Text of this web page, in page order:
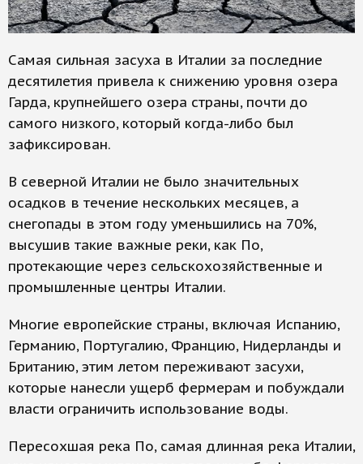
Самая сильная засуха в Италии за последние
десятилетия привела к снижению уровня озера
Гарда, крупнейшего озера страны, почти до
самого низкого, который когда-либо был
зафиксирован.
В северной Италии не было значительных
осадков в течение нескольких месяцев, а
снегопады в этом году уменьшились на 70%,
высушив такие важные реки, как По,
протекающие через сельскохозяйственные и
промышленные центры Италии.
Многие европейские страны, включая Испанию,
Германию, Португалию, Францию, Нидерланды и
Британию, этим летом переживают засухи,
которые нанесли ущерб фермерам и побуждали
власти ограничить использование воды.
Пересохшая река По, самая длинная река Италии,